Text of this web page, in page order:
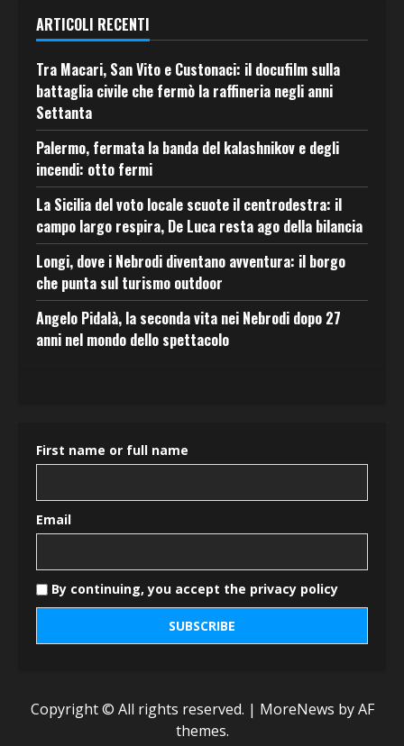
ARTICOLI RECENTI
Tra Macari, San Vito e Custonaci: il docufilm sulla
battaglia civile che fermò la raffineria negli anni
Settanta
Palermo, fermata la banda del kalashnikov e degli
incendi: otto fermi
La Sicilia del voto locale scuote il centrodestra: il
campo largo respira, De Luca resta ago della bilancia
Longi, dove i Nebrodi diventano avventura: il borgo
che punta sul turismo outdoor
Angelo Pidalà, la seconda vita nei Nebrodi dopo 27
anni nel mondo dello spettacolo
First name or full name
Email
By continuing, you accept the privacy policy
Copyright © All rights reserved. | MoreNews by AF
themes.